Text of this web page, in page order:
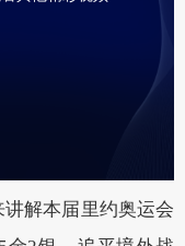
解本届里约奥运会